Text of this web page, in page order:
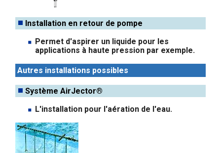
Installation en retour de pompe
Permet d'aspirer un liquide pour les
applications à haute pression par exemple.
Autres installations possibles
Système AirJector®
L'installation pour l'aération de l'eau.